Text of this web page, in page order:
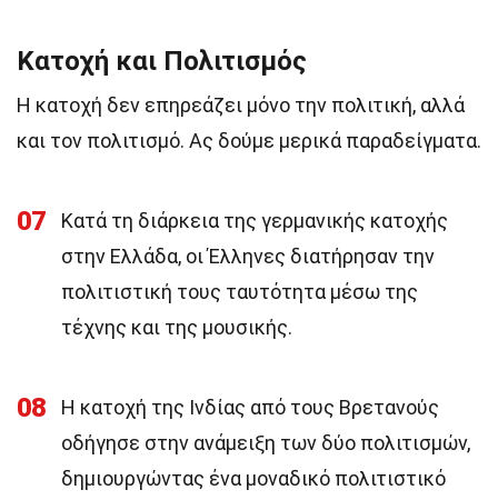
Κατοχή και Πολιτισμός
Η κατοχή δεν επηρεάζει μόνο την πολιτική, αλλά
και τον πολιτισμό. Ας δούμε μερικά παραδείγματα.
07
Κατά τη διάρκεια της γερμανικής κατοχής
στην Ελλάδα, οι Έλληνες διατήρησαν την
πολιτιστική τους ταυτότητα μέσω της
τέχνης και της μουσικής.
08
Η κατοχή της Ινδίας από τους Βρετανούς
οδήγησε στην ανάμειξη των δύο πολιτισμών,
δημιουργώντας ένα μοναδικό πολιτιστικό